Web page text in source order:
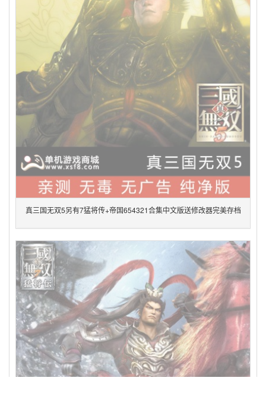
真三国无双5另有7猛将传+帝国654321合集中文版送修改器完美存档